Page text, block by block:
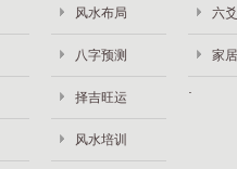
风水布局
八字预测
择吉旺运
风水培训
六
家